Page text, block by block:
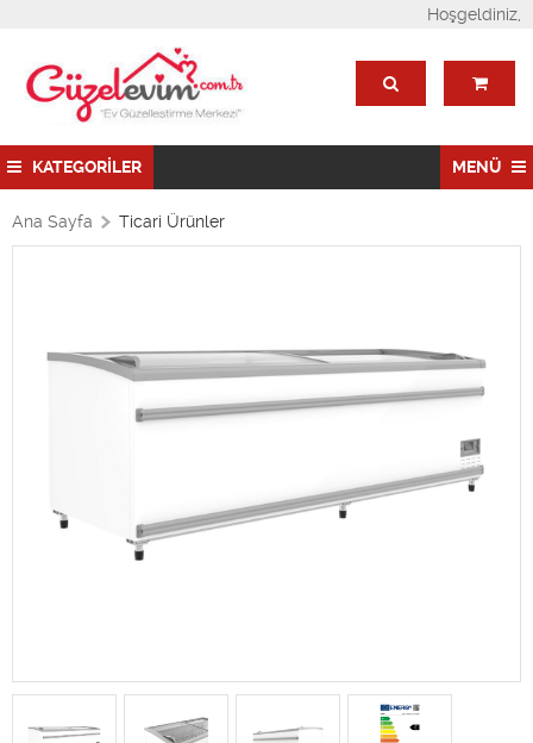
Hoşgeldiniz,
KATEGORİLER MENÜ
Ana Sayfa Ticari Ürünler